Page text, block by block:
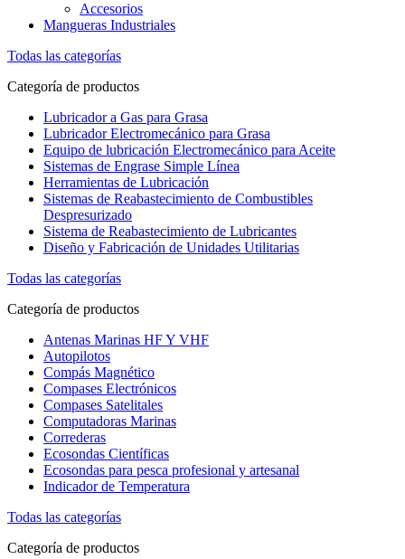
Accesorios
Mangueras Industriales
Todas las categorías
Categoría de productos
Lubricador a Gas para Grasa
Lubricador Electromecánico para Grasa
Equipo de lubricación Electromecánico para Aceite
Sistemas de Engrase Simple Línea
Herramientas de Lubricación
Sistemas de Reabastecimiento de Combustibles
Despresurizado
Sistema de Reabastecimiento de Lubricantes
Diseño y Fabricación de Unidades Utilitarias
Todas las categorías
Categoría de productos
Antenas Marinas HF Y VHF
Autopilotos
Compás Magnético
Compases Electrónicos
Compases Satelitales
Computadoras Marinas
Correderas
Ecosondas Científicas
Ecosondas para pesca profesional y artesanal
Indicador de Temperatura
Todas las categorías
Categoría de productos